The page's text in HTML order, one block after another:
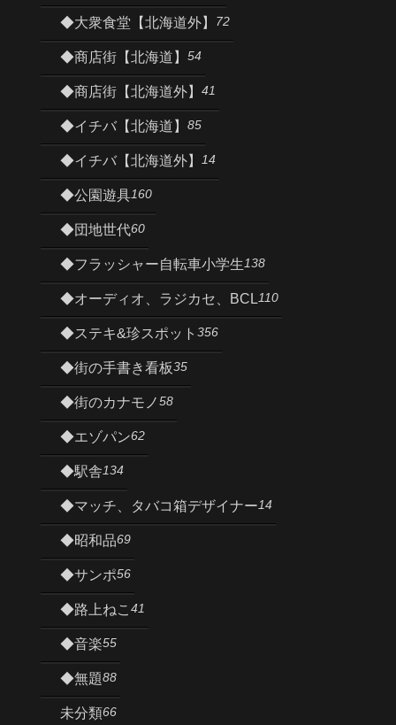
◆大衆食堂【北海道外】 72
◆商店街【北海道】 54
◆商店街【北海道外】 41
◆イチバ【北海道】 85
◆イチバ【北海道外】 14
◆公園遊具160
◆団地世代60
◆フラッシャー自転車小学生138
◆オーディオ、ラジカセ、BCL110
◆ステキ&珍スポット 356
◆街の手書き看板35
◆街のカナモノ58
◆エゾパン62
◆駅舎134
◆マッチ、タバコ箱デザイナー14
◆昭和品69
◆サンポ56
◆路上ねこ 41
◆音楽55
◆無題88
未分類66